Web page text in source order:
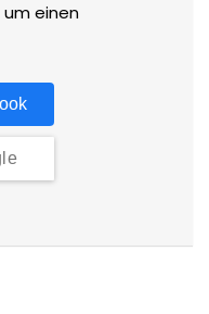
um einen